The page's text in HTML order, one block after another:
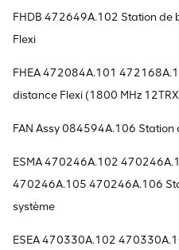
FHDB 472649A.102 Station de
Flexi
FHEA 472084A.101
distance Flexi (1800 MHz
FAN Assy 084594A.106
ESMA 470246A.102
470246A.105 470246A.106
système
ESEA 470330A.102